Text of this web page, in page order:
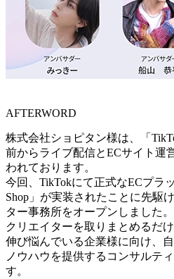
AFTERWORD
株式会社ショピタン様は、「
前からライブ配信とECサイト運
われております。
今回、TikTokにて正式なECプラ
Shop」が実装されたことに先駆
ター事務所をオープンしました。
クリエイターを取りまとめるだ
伸び悩んでいる企業様に向け、
ノウハウを提供するコンサルテ
す。